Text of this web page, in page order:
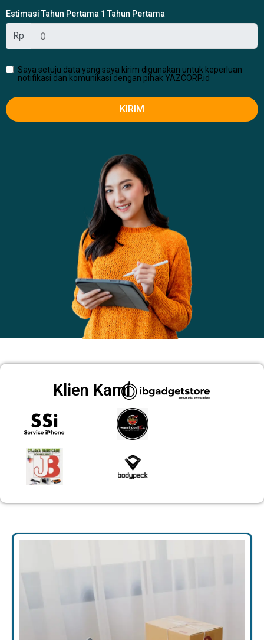
Estimasi Tahun Pertama 1 Tahun Pertama
Rp
Saya setuju data yang saya kirim digunakan untuk keperluan
notifikasi dan komunikasi dengan pihak YAZCORP.id
KIRIM
Klien Kami